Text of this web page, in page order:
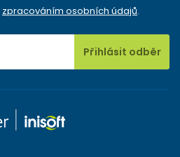
zpracováním osobních údajů.
Přihlásit odběr